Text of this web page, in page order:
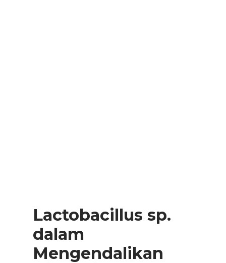
Lactobacillus sp.
dalam
Mengendalikan